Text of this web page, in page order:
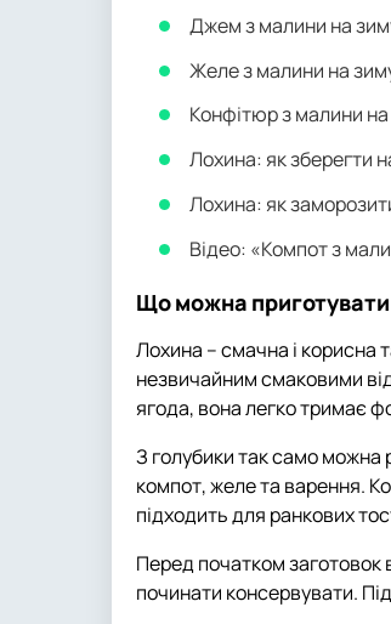
Джем з малини на
Желе з малини на
Конфітюр з малини
Лохина: як зберегти
Лохина: як
Відео: «Компот з
Що можна
Лохина – смачна і корисна
незвичайним смаковими
ягода, вона легко тримає
З голубики так само можна
компот, желе та варення.
підходить для ранкових
Перед початком заготовок
починати консервувати.